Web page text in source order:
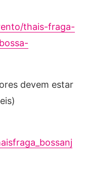
thais-fraga-
devem estar